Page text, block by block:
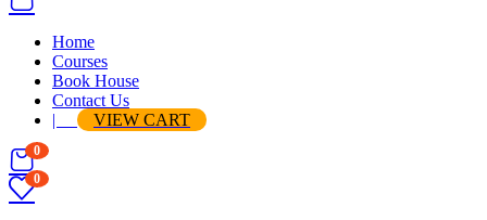
Home
Courses
Book House
Contact Us
|
VIEW CART
0
0